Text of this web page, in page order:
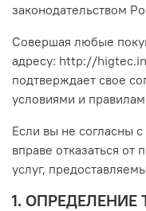
законодательством
Совершая любые
адресу: http://
подтверждает свое
условиями и
Если вы не согласны
вправе отказаться от
услуг,
1.